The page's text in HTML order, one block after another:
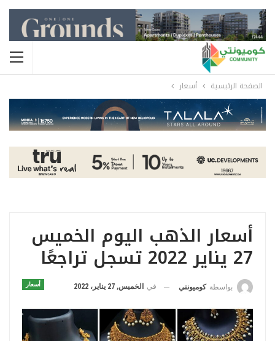
الصفحة الرئيسية أسعار
أسعار الذهب اليوم الخميس
27 يناير 2022 تسجل تراجعًا
أسعار بواسطة كوميونتي في الخميس, 27 يناير، 2022